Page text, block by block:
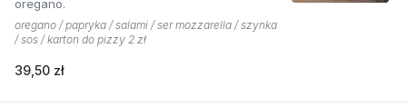
oregano.
oregano / papryka / salami / ser mozzarella / szynka
/ sos / karton do pizzy 2 zł
39,50 zł